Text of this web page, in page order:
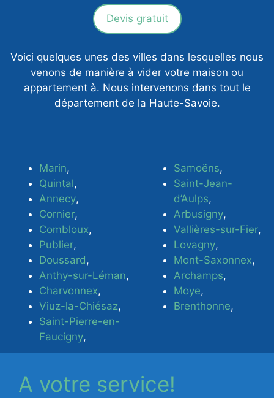
Devis gratuit
Voici quelques unes des villes dans lesquelles nous
venons de manière à vider votre maison ou
appartement à. Nous intervenons dans tout le
département de la Haute-Savoie.
Marin,
Quintal,
Annecy,
Cornier,
Combloux,
Publier,
Doussard,
Anthy-sur-Léman,
Charvonnex,
Viuz-la-Chiésaz,
Saint-Pierre-en-
Faucigny,
Samoëns,
Saint-Jean-
d’Aulps,
Arbusigny,
Vallières-sur-Fier,
Lovagny,
Mont-Saxonnex,
Archamps,
Moye,
Brenthonne,
A votre service!